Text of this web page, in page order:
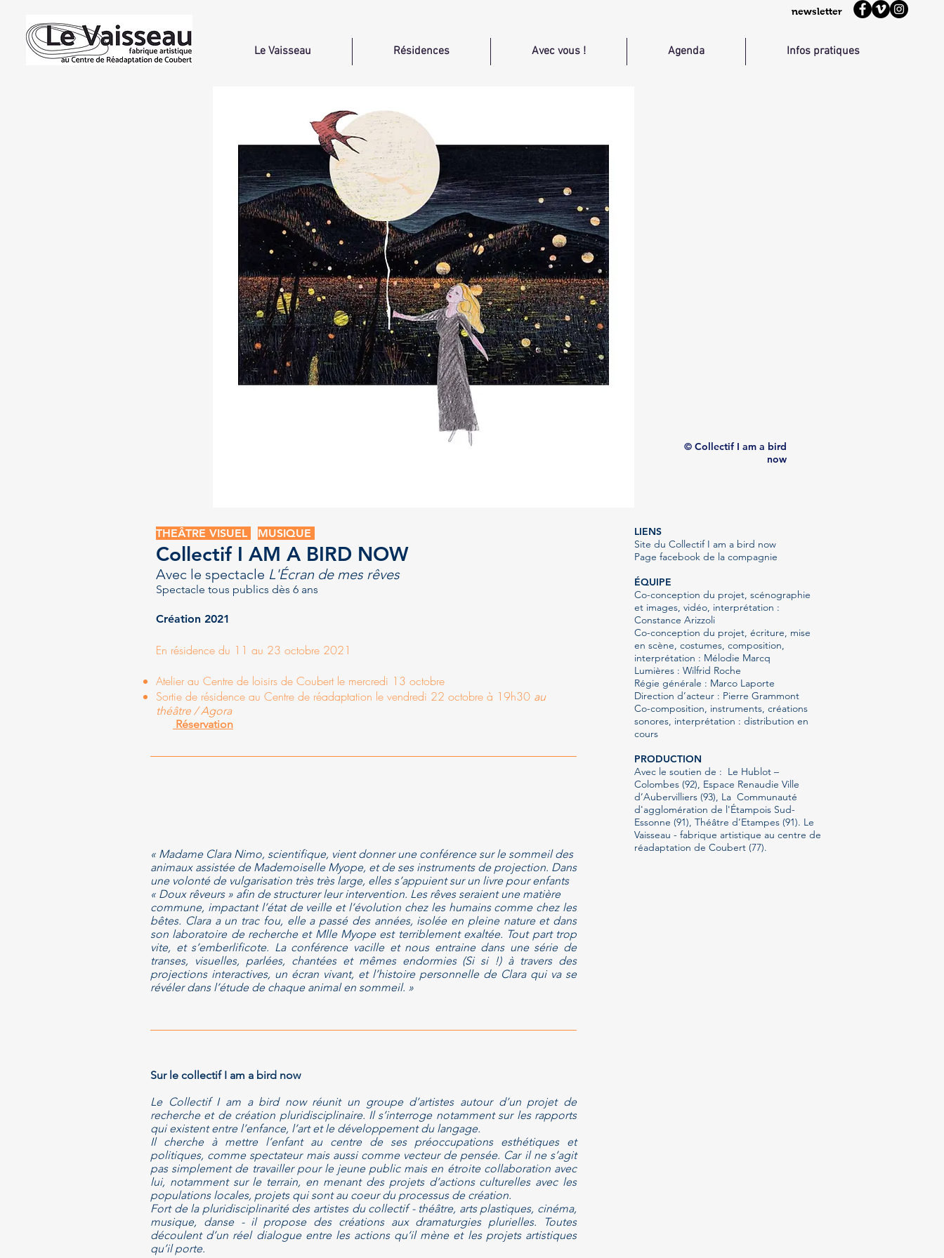
newsletter
Le Vaisseau Résidences Avec vous ! Agenda Infos pratiques
© Collectif I am a bird
now
THEÂTRE VISUEL MUSIQUE
Collectif I AM A BIRD NOW
Avec le spectacle L'Écran de mes rêves
Spectacle tous publics dès 6 ans
Création 2021
En résidence du 11 au 23 octobre 2021
Atelier au Centre de loisirs de Coubert le mercredi 13 octobre
Sortie de résidence au Centre de réadaptation le vendredi 22 octobre à 19h30 au
théâtre / Agora
Réservation
« Madame Clara Nimo, scientifique, vient donner une conférence sur le sommeil des
animaux assistée de Mademoiselle Myope, et de ses instruments de projection. Dans
une volonté de vulgarisation très très large, elles s’appuient sur un livre pour enfants
« Doux rêveurs » afin de structurer leur intervention. Les rêves seraient une matière
commune, impactant l’état de veille et l’évolution chez les humains comme chez les
bêtes. Clara a un trac fou, elle a passé des années, isolée en pleine nature et dans
son laboratoirede recherche et Mlle Myope est terriblement exaltée. Tout part trop
vite, et s’emberlificote. La conférence vacille et nous entraine dans une série de
transes, visuelles, parlées, chantées et mêmes endormies (Si si !) à travers des
projections interactives, un écran vivant, et l’histoire personnelle de Clara qui va se
révéler dans l’étude de chaque animal en sommeil. »
LIENS
Site du Collectif I am a bird now
Page facebook de la compagnie
ÉQUIPE
Co-conception du projet, scénographie
et images, vidéo, interprétation :
Constance Arizzoli
Co-conception du projet, écriture, mise
en scène, costumes, composition,
interprétation : Mélodie Marcq
Lumières : Wilfrid Roche
Régie générale : Marco Laporte
Direction d’acteur : Pierre Grammont
Co-composition, instruments, créations
sonores, interprétation : distribution en
cours
PRODUCTION
Avec le soutien de : Le Hublot –
Colombes (92), Espace Renaudie Ville
d’Aubervilliers (93), La Communauté
d'agglomération de l'Étampois Sud-
Essonne (91), Théâtre d’Etampes (91). Le
Vaisseau - fabrique artistique au centre de
réadaptation de Coubert (77).
Sur le collectif I am a bird now
Le Collectif I am a bird now réunit un groupe d’artistes autour d’un projet de
recherche et de création pluridisciplinaire. Il s’interroge notamment sur les rapports
qui existent entre l’enfance, l’art et le développement du langage.
Il cherche à mettre l’enfant au centre de ses préoccupations esthétiques et
politiques, comme spectateur mais aussi comme vecteur de pensée. Car il ne s’agit
pas simplement de travailler pour le jeune public mais en étroite collaboration avec
lui, notamment sur le terrain, en menant des projets d’actions culturelles avec les
populations locales, projets qui sont au coeur du processus de création.
Fort de la pluridisciplinarité des artistes du collectif - théâtre, arts plastiques, cinéma,
musique, danse - il propose des créations aux dramaturgies plurielles. Toutes
découlent d’un réel dialogue entre les actions qu’il mène et les projets artistiques
qu’il porte.